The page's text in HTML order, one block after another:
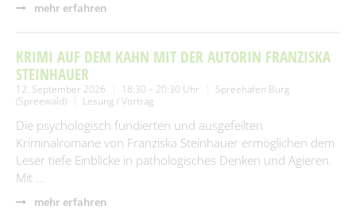
mehr erfahren
KRIMI AUF DEM KAHN MIT DER AUTORIN FRANZISKA
STEINHAUER
12. September 2026 18:30 – 20:30 Uhr
Spreehafen Burg
(Spreewald)
Lesung / Vortrag
Die psychologisch fundierten und ausgefeilten
Kriminalromane von Franziska Steinhauer ermöglichen dem
Leser tiefe Einblicke in pathologisches Denken und Agieren.
Mit …
mehr erfahren